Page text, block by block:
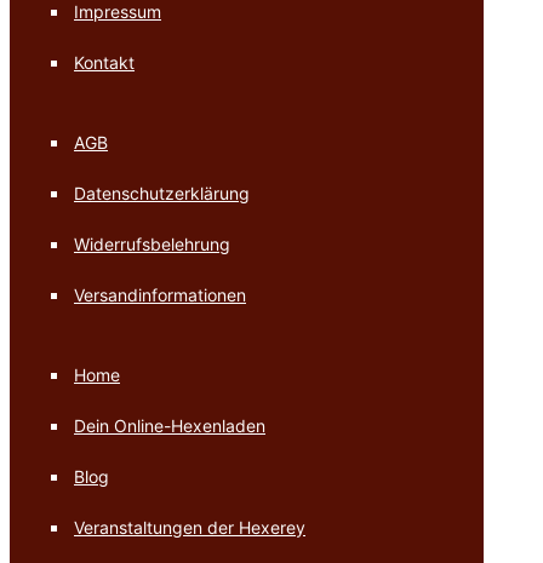
Impressum
Kontakt
AGB
Datenschutzerklärung
Widerrufsbelehrung
Versandinformationen
Home
Dein Online-Hexenladen
Blog
Veranstaltungen der Hexerey